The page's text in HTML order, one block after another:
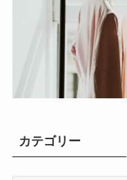
カテゴリー